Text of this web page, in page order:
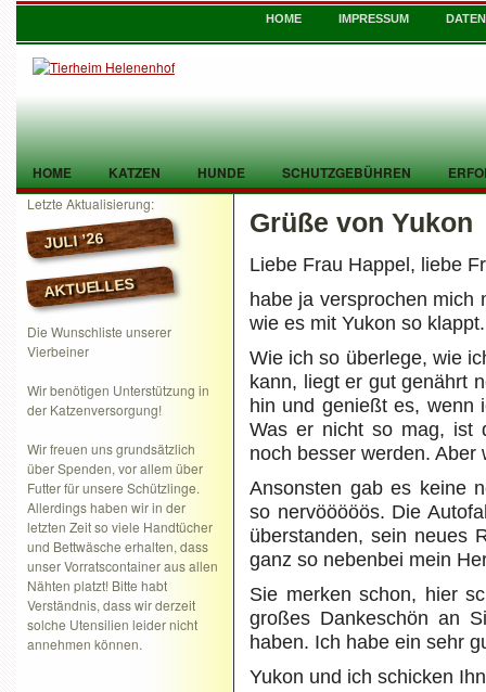
HOME IMPRESSUM
HOME KATZEN HUNDE SCHUTZGEBÜHREN
TIER GEFUNDEN KONTAKT
Letzte Aktualisierung:
JULI ’26
AKTUELLES
Die Wunschliste unserer
Vierbeiner
Wir benötigen Unterstützung in
der Katzenversorgung!
Wir freuen uns grundsätzlich
über Spenden, vor allem über
Futter für unsere Schützlinge.
Allerdings haben wir in der
letzten Zeit so viele Handtücher
und Bettwäsche erhalten, dass
unser Vorratscontainer aus allen
Nähten platzt! Bitte habt
Verständnis, dass wir derzeit
solche Utensilien leider nicht
annehmen können.
Grüße von Yukon
Liebe Frau Happel, liebe
habe ja versprochen mich
wie es mit Yukon so klappt.
Wie ich so überlege, wie
kann, liegt er gut genährt
hin und genießt es, wenn
Was er nicht so mag, ist
noch besser werden.
Ansonsten gab es keine
so nervööööös. Die
überstanden, sein neues
ganz so nebenbei mein
Sie merken schon, hier
großes Dankeschön an
haben. Ich habe ein sehr
Yukon und ich schicken